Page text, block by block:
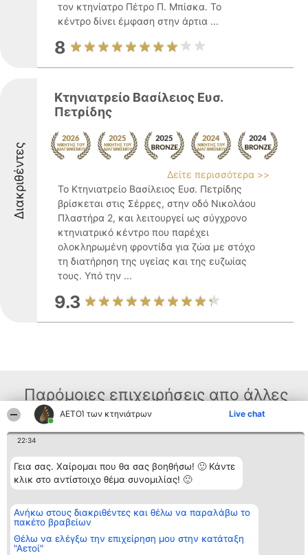
ΑΕΤΟΊ των κτηνιάτρων Live chat
22:34
Γεια σας. Χαίρομαι που θα σας βοηθήσω! 🙂 Κάντε
κλικ στο αντίστοιχο θέμα συνομιλίας! 🙂
Ανήκω στους διακριθέντες και θέλω να παραλάβω το
πακέτο βραβείων
Θέλω να ελέγξω την επιχείρηση μου στην κατάταξη
"Αετοί"
τον κτηνίατρο Πέτρο Π. Μπίσκα. Το
κέντρο δίνει έμφαση στην άρτια ...
8
Διακριθέντες
Κτηνιατρείο Βασίλειος Ευσ.
Πετρίδης
Δείτε περισσότερα >>
Το Κτηνιατρείο Βασίλειος Ευσ. Πετρίδης
βρίσκεται στις Σέρρες, στην οδό Νικολάου
Πλαστήρα 2, και λειτουργεί ως σύγχρονο
κτηνιατρικό κέντρο που παρέχει
ολοκληρωμένη φροντίδα για ζώα με στόχο
τη διατήρηση της υγείας και της ευζωίας
τους. Υπό την ...
9.3
Παρόμοιες επιχειρήσεις απο άλλες
περιοχές
Διοργανωτής της
κατάταξης
BEAUTIFUL COMPANY
ΤΗΛ. ΕΠΙΚΟΙΝΩΝΙΑΣ:
2104128019
email:
aetoi@beautifulcompany.co
Κατάταξη
Διακριθέντες
Λίστα όλων
διακριθέντων
Μεθοδολογία
προϋποθέσεις
ΠΟΛΙΤΙΚΗ
Επικοινωνία